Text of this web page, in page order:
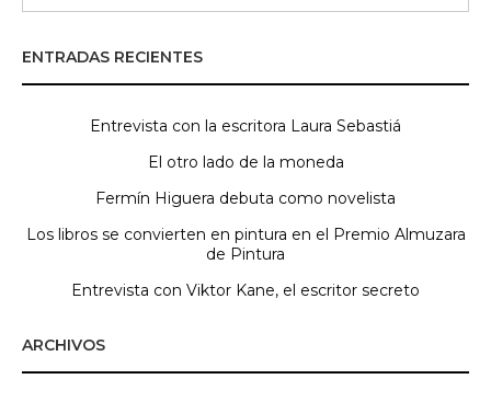
ENTRADAS RECIENTES
Entrevista con la escritora Laura Sebastiá
El otro lado de la moneda
Fermín Higuera debuta como novelista
Los libros se convierten en pintura en el Premio Almuzara
de Pintura
Entrevista con Viktor Kane, el escritor secreto
ARCHIVOS